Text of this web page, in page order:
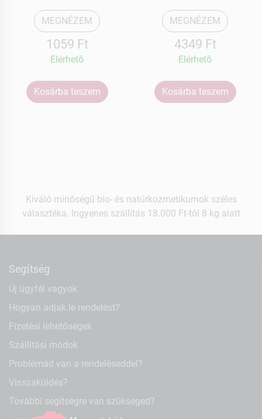
MEGNÉZEM
1059 Ft
Elérhetõ
Kosárba teszem
MEGNÉZEM
4349 Ft
Elérhetõ
Kosárba teszem
Kiváló minőségű bio- és natúrkozmetikumok széles
választéka. Ingyenes szállítás 18.000 Ft-tól 8 kg alatt
Segítség
Új ügyfél vagyok
Hogyan adjak le rendelést?
Fizetési lehetőségek
Szállítási módok
Problémád van a rendeléseddel?
Visszaküldés?
További segítségre van szükséged?